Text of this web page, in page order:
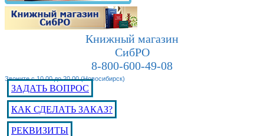
Книжный магазин
СибРО
8-800-600-49-08
Звоните с 10.00 до 20.00 (Новосибирск)
ЗАДАТЬ ВОПРОС
КАК СДЕЛАТЬ ЗАКАЗ?
РЕКВИЗИТЫ